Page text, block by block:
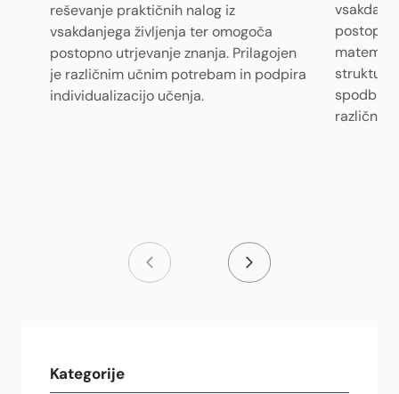
reševanje praktičnih nalog iz
vsakdanjega življenja ter omogoča
postopno utrjevanje znanja. Prilagojen
je različnim učnim potrebam in podpira
individualizacijo učenja.
struktura
različnim
Kategorije